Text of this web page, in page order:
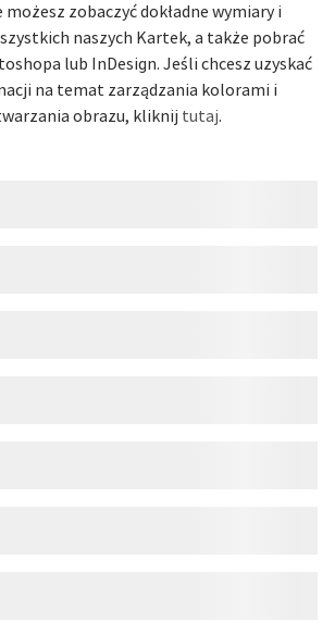
zobaczyć dokładne wymiary i
naszych Kartek, a także pobrać
lub InDesign. Jeśli chcesz uzyskać
na temat zarządzania kolorami i
obrazu, kliknij tutaj.